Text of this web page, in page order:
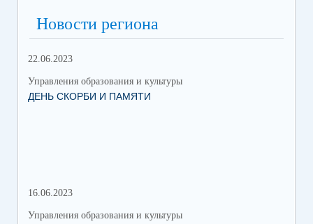
Новости региона
22.06.2023
Управления образования и культуры
ДЕНЬ СКОРБИ И ПАМЯТИ
16.06.2023
Управления образования и культуры